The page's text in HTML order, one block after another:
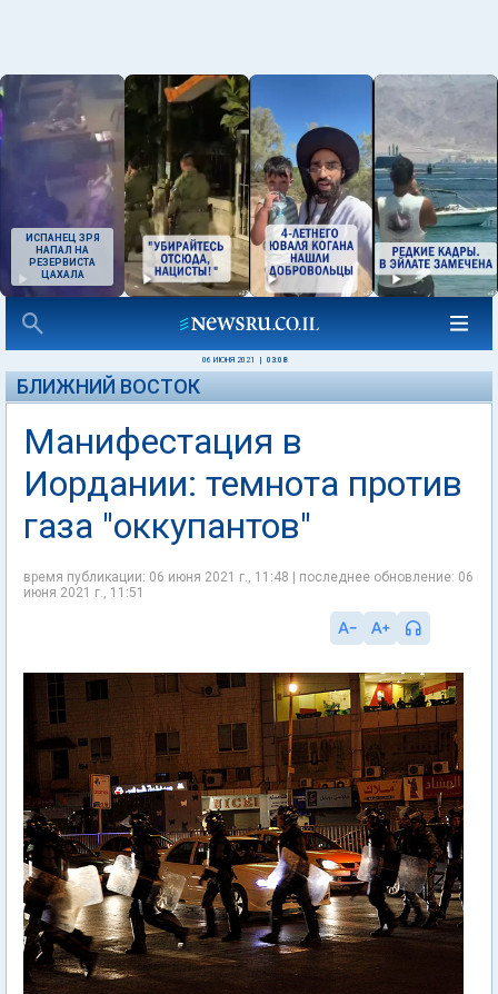
ИСПАНЕЦ ЗРЯ
НАПАЛ НА
РЕЗЕРВИСТА
ЦАХАЛА
06 ИЮНЯ 2021 03:08
БЛИЖНИЙ ВОСТОК
Манифестация в
Иордании: темнота против
газа "оккупантов"
время публикации: 06 июня 2021 г., 11:48 | последнее обновление: 06
июня 2021 г., 11:51